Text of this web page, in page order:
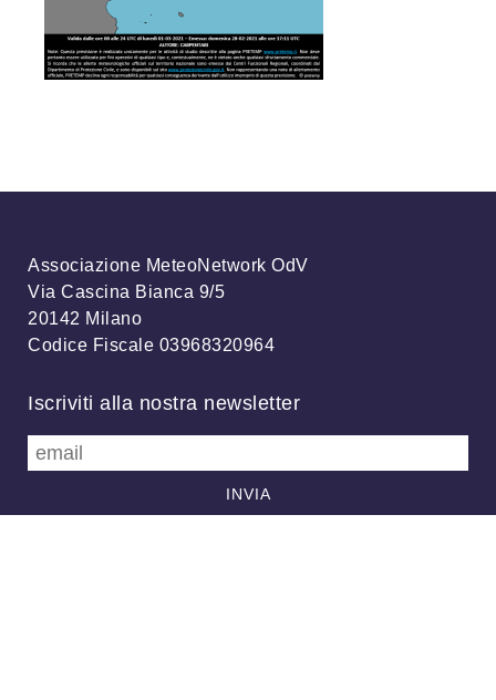
Associazione MeteoNetwork OdV
Via Cascina Bianca 9/5
20142 Milano
Codice Fiscale 03968320964
Iscriviti alla nostra newsletter